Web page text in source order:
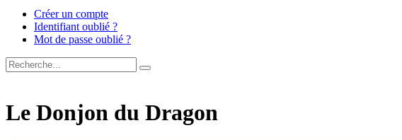
Créer un compte
Identifiant oublié ?
Mot de passe oublié ?
Le Donjon du Dragon